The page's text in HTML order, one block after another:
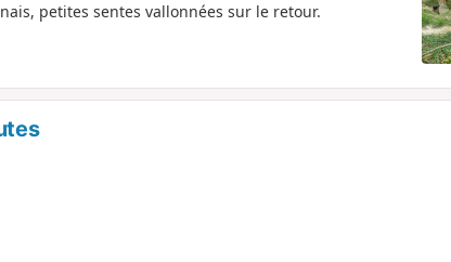
petites sentes vallonnées sur le retour.